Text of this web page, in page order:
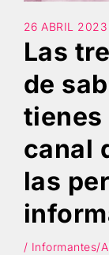
Búsqueda
26 ABRIL 2023
Las
de
tienes
canal
las
/ Informantes/